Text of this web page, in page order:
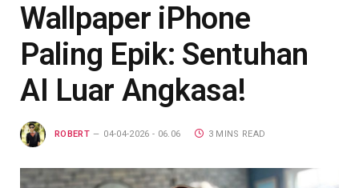
Wallpaper iPhone
Paling Epik: Sentuhan
AI Luar Angkasa!
ROBERT 04-04-2026 - 06.06 3 MINS READ